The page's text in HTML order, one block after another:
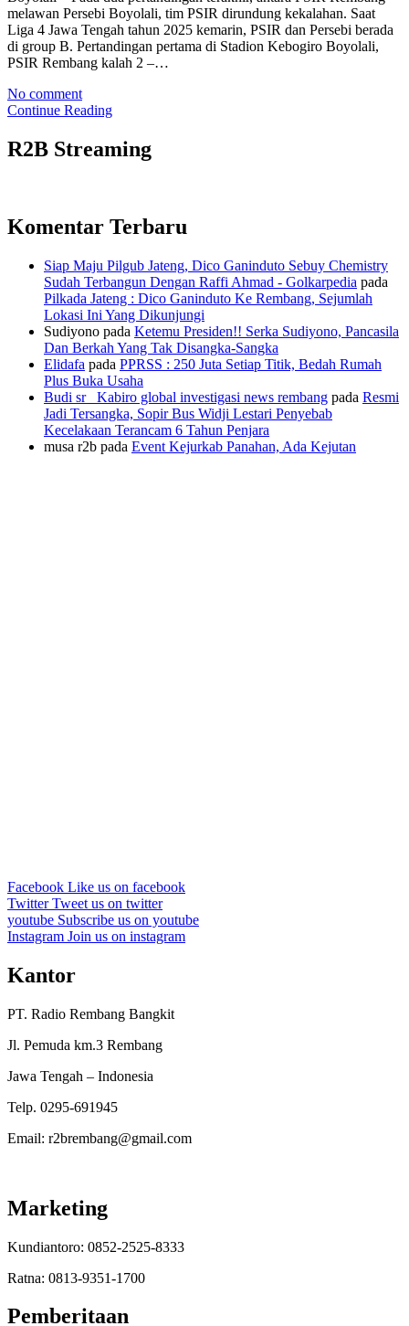
melawan Persebi Boyolali, tim PSIR dirundung kekalahan. Saat
Liga 4 Jawa Tengah tahun 2025 kemarin, PSIR dan Persebi berada
di group B. Pertandingan pertama di Stadion Kebogiro Boyolali,
PSIR Rembang kalah 2 –…
No comment
Continue Reading
R2B Streaming
Komentar Terbaru
Siap Maju Pilgub Jateng, Dico Ganinduto Sebuy Chemistry
Sudah Terbangun Dengan Raffi Ahmad - Golkarpedia pada
Pilkada Jateng : Dico Ganinduto Ke Rembang, Sejumlah
Lokasi Ini Yang Dikunjungi
Sudiyono pada Ketemu Presiden!! Serka Sudiyono, Pancasila
Dan Berkah Yang Tak Disangka-Sangka
Elidafa pada PPRSS : 250 Juta Setiap Titik, Bedah Rumah
Plus Buka Usaha
Budi sr_ Kabiro global investigasi news rembang pada Resmi
Jadi Tersangka, Sopir Bus Widji Lestari Penyebab
Kecelakaan Terancam 6 Tahun Penjara
musa r2b pada Event Kejurkab Panahan, Ada Kejutan
Facebook Like us on facebook
TwitterTweet us on twitter
youtube Subscribe us on youtube
Instagram Join us on instagram
Kantor
PT. Radio Rembang Bangkit
Jl. Pemuda km.3 Rembang
Jawa Tengah – Indonesia
Telp. 0295-691945
Email: r2brembang@gmail.com
Marketing
Kundiantoro: 0852-2525-8333
Ratna: 0813-9351-1700
Pemberitaan